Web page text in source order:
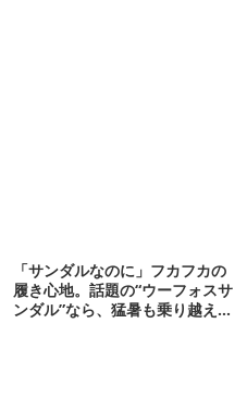
「サンダルなのに」フカフカの
履き心地。話題の“ウーフォスサ
ンダル”なら、猛暑も乗り越えら